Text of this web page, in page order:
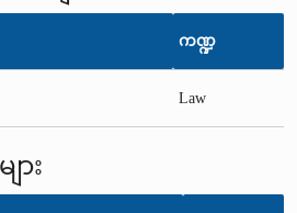
ကဏ္ဍ
Law
ား